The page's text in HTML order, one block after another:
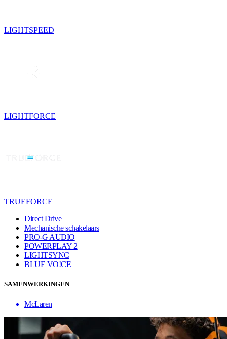
LIGHTSPEED
LIGHTFORCE
TRUEFORCE
Direct Drive
Mechanische schakelaars
PRO-G AUDIO
POWERPLAY 2
LIGHTSYNC
BLUE VO!CE
SAMENWERKINGEN
McLaren